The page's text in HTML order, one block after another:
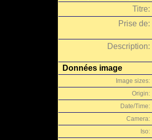
Titre:
Prise de:
Description:
Données image
Image sizes:
Origin:
Date/Time:
Camera:
Iso: